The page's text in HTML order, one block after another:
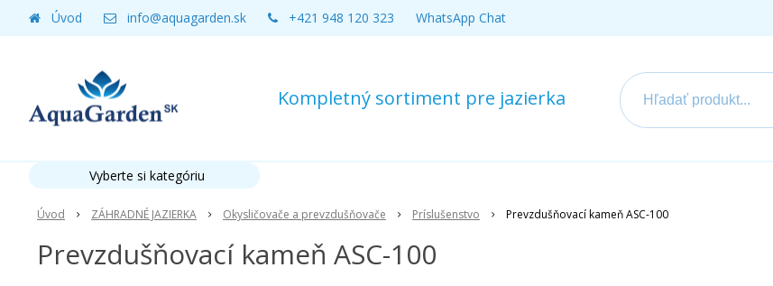
Kompletný sortiment pre jazierka
Úvod info@aquagarden.sk +421 948 120 323 WhatsApp Chat
Úvod ZÁHRADNÉ JAZIERKA Okysličovače a prevzdušňovače Príslušenstvo Prevzdušňovací kameň ASC-100
Prevzdušňovací kameň ASC-100
Vyberte si kategóriu